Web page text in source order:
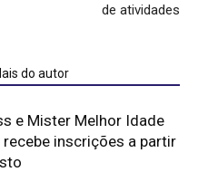
de atividades
do autor
e Mister Melhor Idade
recebe inscrições a partir